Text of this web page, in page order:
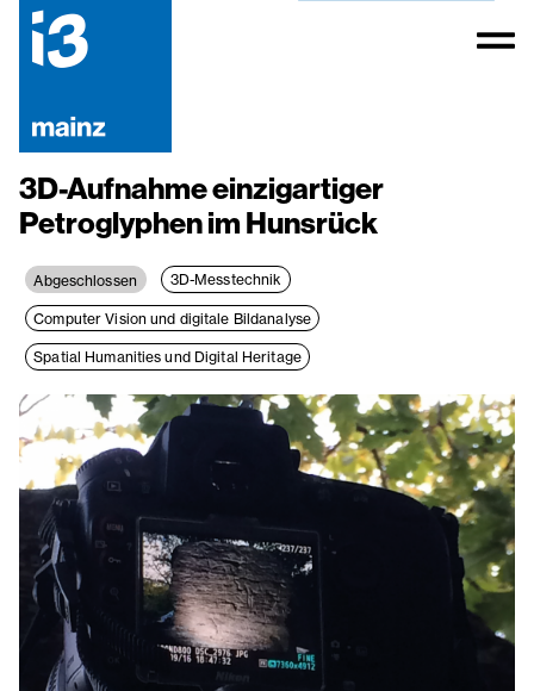
3D-Aufnahme einzigartiger
Petroglyphen im Hunsrück
Abgeschlossen 3D-Messtechnik
Computer Vision und digitale Bildanalyse
Spatial Humanities und Digital Heritage